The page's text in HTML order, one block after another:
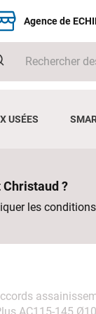
Agence de
USÉES
?
les